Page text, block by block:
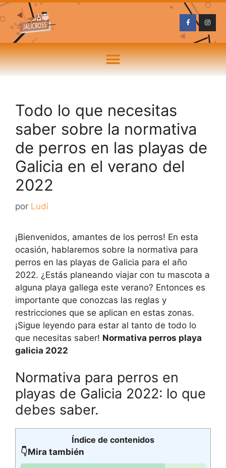
Todo lo que necesitas
saber sobre la normativa
de perros en las playas de
Galicia en el verano del
2022
por Ludi
¡Bienvenidos, amantes de los perros! En esta
ocasión, hablaremos sobre la normativa para
perros en las playas de Galicia para el año
2022. ¿Estás planeando viajar con tu mascota a
alguna playa gallega este verano? Entonces es
importante que conozcas las reglas y
restricciones que se aplican en estas zonas.
¡Sigue leyendo para estar al tanto de todo lo
que necesitas saber! Normativa perros playa
galicia 2022
Normativa para perros en
playas de Galicia 2022: lo que
debes saber.
Índice de contenidos
👇Mira también